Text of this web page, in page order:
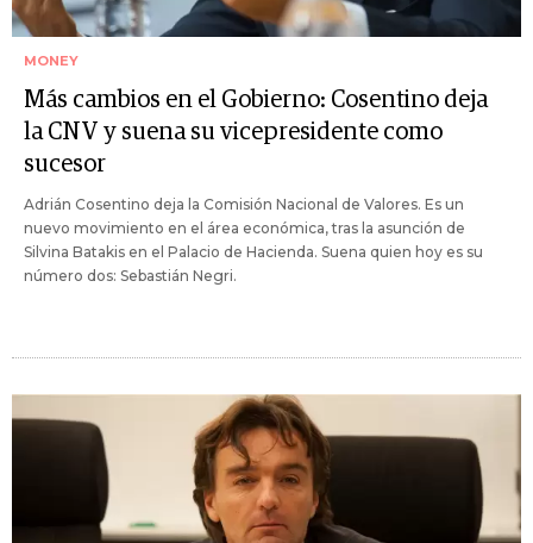
MONEY
Más cambios en el Gobierno: Cosentino deja
la CNV y suena su vicepresidente como
sucesor
Adrián Cosentino deja la Comisión Nacional de Valores. Es un
nuevo movimiento en el área económica, tras la asunción de
Silvina Batakis en el Palacio de Hacienda. Suena quien hoy es su
número dos: Sebastián Negri.